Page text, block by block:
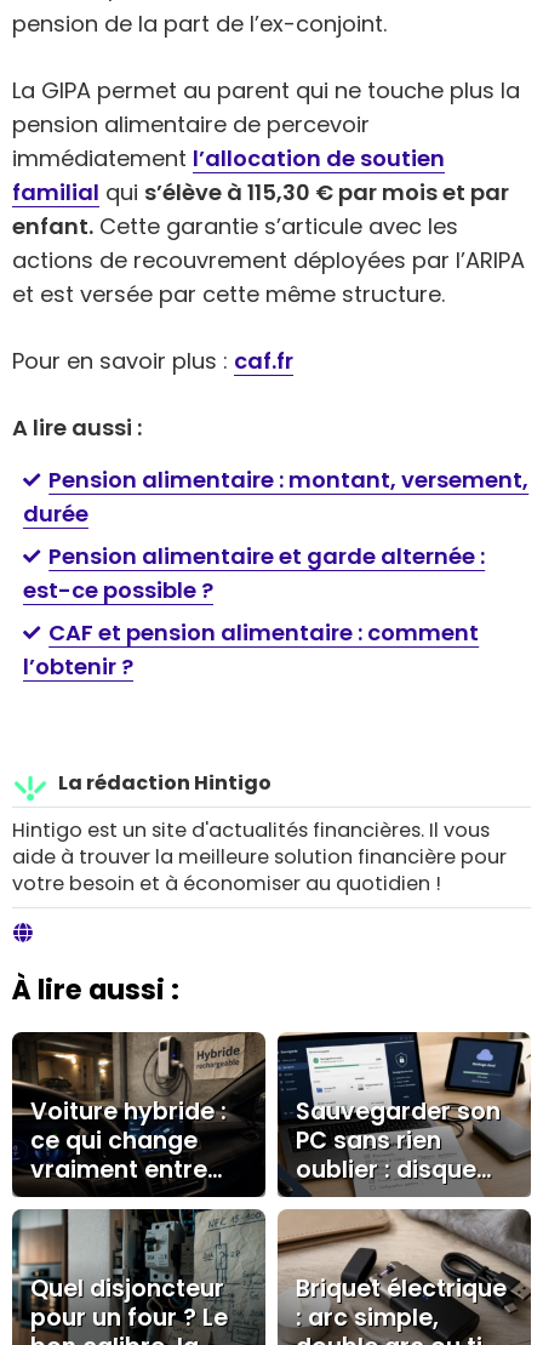
pension de la part de l’ex-conjoint.
La GIPA permet au parent qui ne touche plus la
pension alimentaire de percevoir
immédiatement l’allocation de soutien
familial qui s’élève à 115,30 € par mois et par
enfant. Cette garantie s’articule avec les
actions de recouvrement déployées par l’ARIPA
et est versée par cette même structure.
Pour en savoir plus : caf.fr
A lire aussi :
Pension alimentaire : montant, versement,
durée
Pension alimentaire et garde alternée :
est-ce possible ?
CAF et pension alimentaire : comment
l’obtenir ?
La rédaction Hintigo
Hintigo est un site d'actualités financières. Il vous
aide à trouver la meilleure solution financière pour
votre besoin et à économiser au quotidien !
À lire aussi :
Voiture hybride :
ce qui change
vraiment entre
recharge en
roulant, prise
domestique et
borne
Sauvegarder son
PC sans rien
oublier : disque
externe, cloud et
test de
restauration
Quel disjoncteur
pour un four ? Le
Briquet électrique
: arc simple,